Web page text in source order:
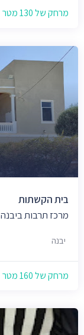
מרחק של 130 מטר
בית הקשתות
מרכז תרבות ביבנה
יבנה
מרחק של 160 מטר